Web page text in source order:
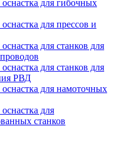
для гибочных
для прессов и
для станков для
для станков для
РВД
оснастка для намоточных
для
станков